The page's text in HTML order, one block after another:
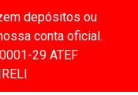
depósitos ou
conta oficial.
29 ATEF